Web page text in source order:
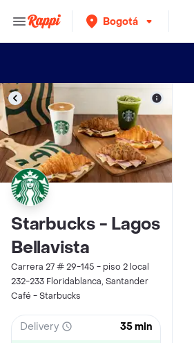
Bogotá
Starbucks - Lagos
Bellavista
Carrera 27 # 29-145 - piso 2 local
232-233 Floridablanca, Santander
Café - Starbucks
Delivery 35 min